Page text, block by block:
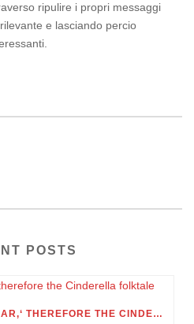
ripulire i propri messaggi
e lasciando percio
POSTS
‚CHRISTABEL,‘ ‚KING LEAR,‘ THEREFORE THE CINDERELLA FOLKTALE